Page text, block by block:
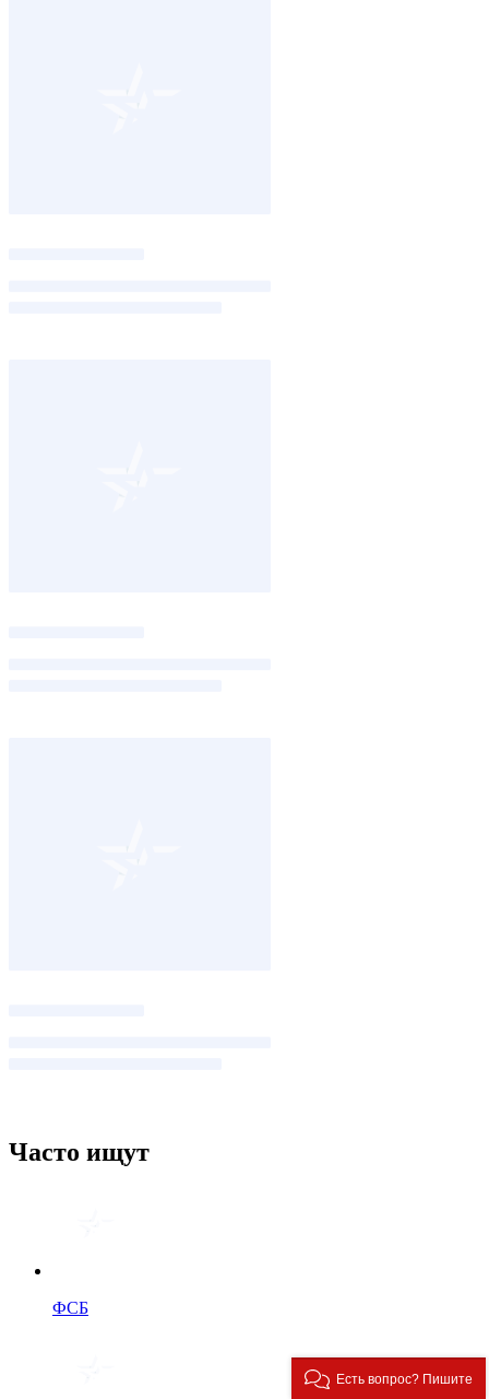
Часто ищут
ФСБ
Есть вопрос? Пишите